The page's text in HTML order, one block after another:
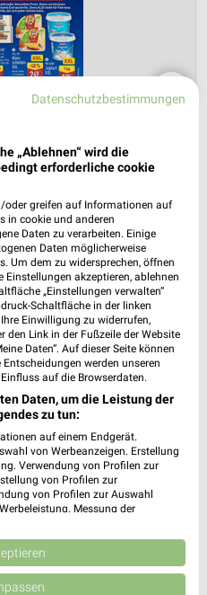
Wiefelstede ab
BLÄTTERN
Datenschutzbestimmungen
„Ablehnen“ wird die
erforderliche cookie
oder greifen auf Informationen auf
in cookie und anderen
Daten zu verarbeiten. Einige
Daten möglicherweise
Um dem zu widersprechen, öffnen
Einstellungen akzeptieren, ablehnen
„Einstellungen verwalten“
Schaltfläche in der linken
Einwilligung zu widerrufen,
den Link in der Fußzeile der Website
Daten“. Auf dieser Seite können
werden unseren
auf die Browserdaten.
Daten, um die Leistung der
zu tun:
auf einem Endgerät.
von Werbeanzeigen. Erstellung
Verwendung von Profilen zur
von Profilen zur
von Profilen zur Auswahl
Messung der
Quellen. Entwicklung und
reduzierter Daten zur Auswahl
Union weitergegeben und in die